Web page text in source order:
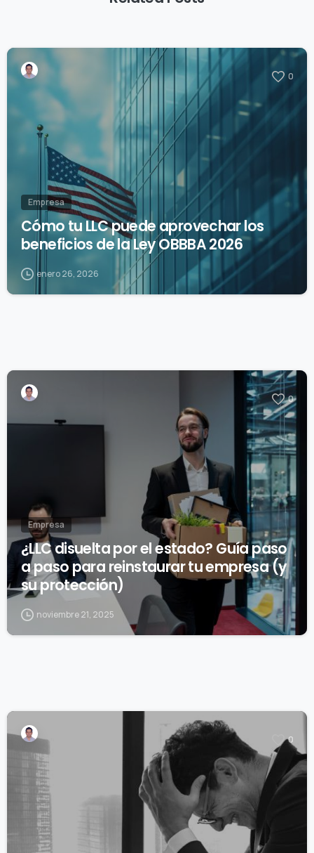
0
Empresa
Cómo tu LLC puede aprovechar los
beneficios de la Ley OBBBA 2026
enero 26, 2026
0
Empresa
¿LLC disuelta por el estado? Guía paso
a paso para reinstaurar tu empresa (y
su protección)
noviembre 21, 2025
0